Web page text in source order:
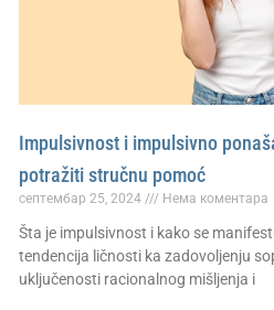
Impulsivnost i impulsivno
potražiti stručnu pomoć
септембар 25, 2024 Нема коментара
Šta je impulsivnost i kako se
tendencija ličnosti ka zadovoljenju
uključenosti racionalnog mišljenja i